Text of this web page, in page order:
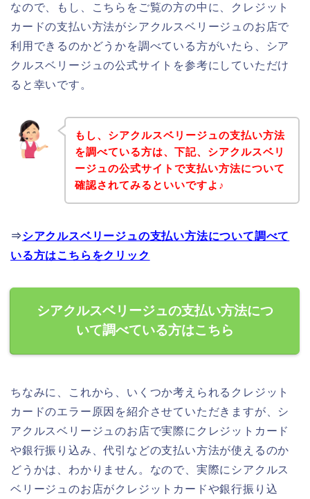
なので、もし、こちらをご覧の方の中に、クレジット
カードの支払い方法がシアクルスベリージュのお店で
利用できるのかどうかを調べている方がいたら、シア
クルスベリージュの公式サイトを参考にしていただけ
ると幸いです。
もし、シアクルスベリージュの支払い方法
を調べている方は、下記、シアクルスベリ
ージュの公式サイトで支払い方法について
確認されてみるといいですよ♪
⇒シアクルスベリージュの支払い方法について調べて
いる方はこちらをクリック
シアクルスベリージュの支払い方法につ
いて調べている方はこちら
ちなみに、これから、いくつか考えられるクレジット
カードのエラー原因を紹介させていただきますが、シ
アクルスベリージュのお店で実際にクレジットカード
や銀行振り込み、代引などの支払い方法が使えるのか
どうかは、わかりません。なので、実際にシアクルス
ベリージュのお店がクレジットカードや銀行振り込